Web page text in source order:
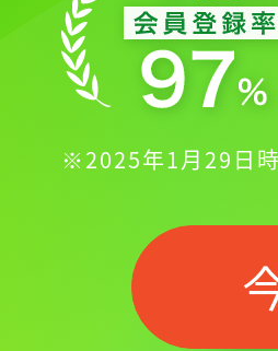
※2025年1月29日時